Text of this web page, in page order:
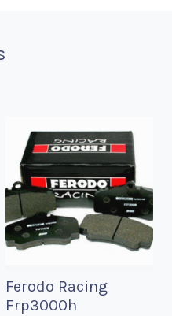
Ferodo Racing
Frp3000h